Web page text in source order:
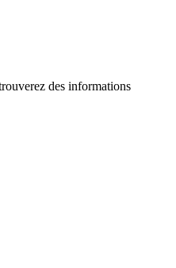
des informations